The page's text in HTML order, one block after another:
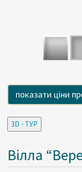
Вілла